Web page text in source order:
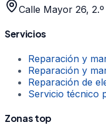
Calle Mayor 26, 2.º
Servicios
Reparación y
Reparación y
Reparación de
Servicio técnico
Zonas top